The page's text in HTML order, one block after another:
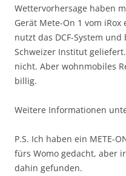
Wettervorhersage haben
Gerät Mete-On 1 vom
nutzt das DCF-System
Schweizer Institut
nicht. Aber wohnmobiles
billig.
Weitere Informationen
P.S. Ich haben ein METE-
fürs Womo gedacht, aber
dahin gefunden.